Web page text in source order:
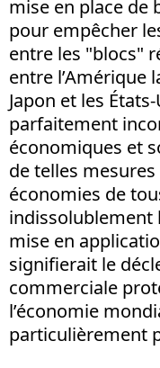
mise en place de
pour empêcher
entre les "blocs"
entre l’Amérique
Japon et les
parfaitement
économiques et
de telles
économies de
indissolublement
mise en
signifierait le
commerciale
l’économie
particulièrement